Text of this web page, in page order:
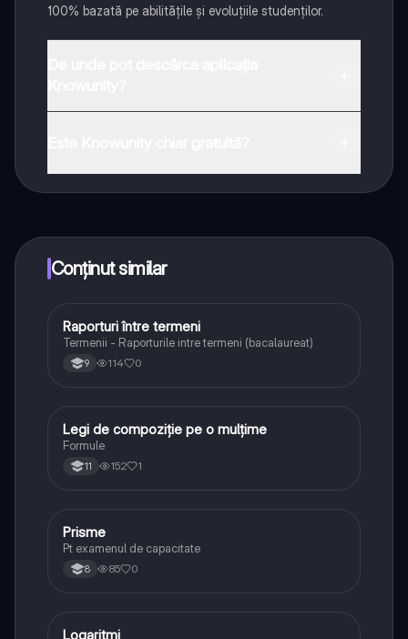
100% bazată pe abilitățile și evoluțiile studenților.
Conținut similar
Logică
Raporturi între termeni
Termenii - Raporturile intre termeni (bacalaureat)
9 114 0
Matematică
Legi de compoziție pe o mulțime
Formule
11 152 1
Matematică
Prisme
Pt examenul de capacitate
8 85 0
Matematică
Logaritmi